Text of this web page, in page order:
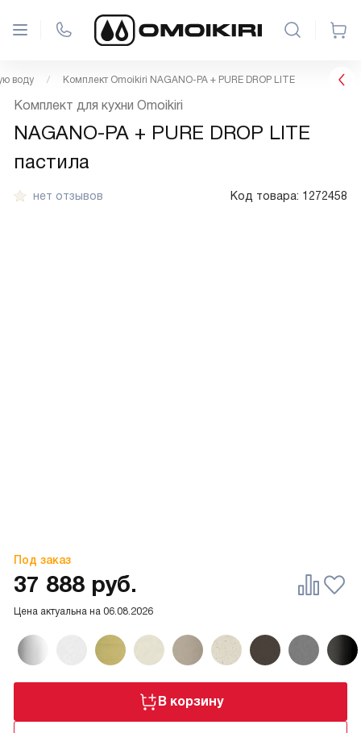
воду Комплект Omoikiri NAGANO-PA + PURE DROP LITE
нет отзывов Код товара: 1272458
Под заказ
Комплект для кухни Omoikiri
NAGANO-PA + PURE DROP LITE
пастила
Цена актуальна на 06.08.2026
37 888 руб.
В корзину